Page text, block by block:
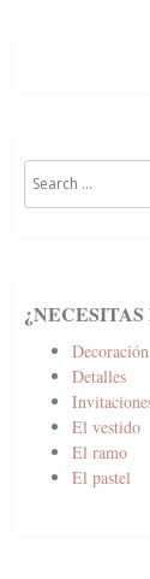
for:
Decoración
Detalles
El vestido
El ramo
El pastel